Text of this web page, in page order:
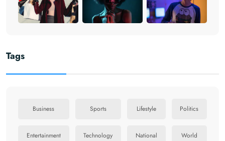
Tags
Business Sports Lifestyle Politics
Entertainment Technology National World